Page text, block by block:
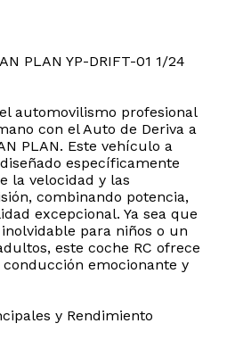
PLAN YP-DRIFT-01 1/24
automovilismo profesional
con el Auto de Deriva a
PLAN. Este vehículo a
específicamente
la velocidad y las
combinando potencia,
excepcional. Ya sea que
para niños o un
este coche RC ofrece
emocionante y
y Rendimiento